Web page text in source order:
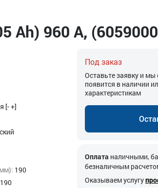
Ah) 960 А,
[- +]
190
190
Под заказ
Оставьте заявку и
появится в наличии
характеристикам
Оплата наличными,
безналичным
Оказываем услугу